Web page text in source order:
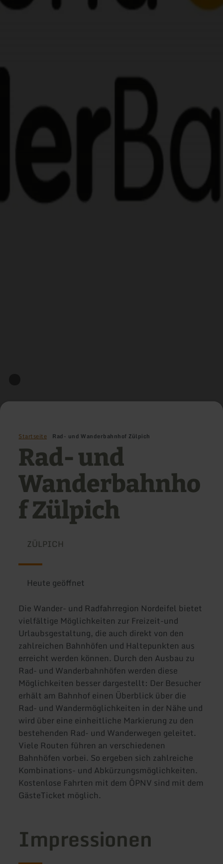
Startseite Rad- und Wanderbahnhof Zülpich
Rad- und
Wanderbahnho
f Zülpich
ZÜLPICH
Heute geöffnet
Die Wander- und Radfahrregion Nordeifel bietet
vielfältige Möglichkeiten zur Freizeit-und
Urlaubsgestaltung, die auch direkt von den
zahlreichen Bahnhöfen und Haltepunkten aus
erreicht werden können. Durch den Ausbau zu
Rad- und Wanderbahnhöfen werden diese
Möglichkeiten besser dargestellt: Der Besucher
erhält am Bahnhof einen Überblick über die
Rad- und Wandermöglichkeiten in der Nähe und
wird über eine einheitliche Markierung zu den
bestehenden Rad- und Wanderwegen geleitet.
Viele Routen führen an verschiedenen
Bahnhöfen vorbei. So ergeben sich zahlreiche
Kombinations- und Abkürzungsmöglichkeiten.
Kostenlose Fahrten mit dem ÖPNV sind mit dem
GästeTicket möglich.
Impressionen